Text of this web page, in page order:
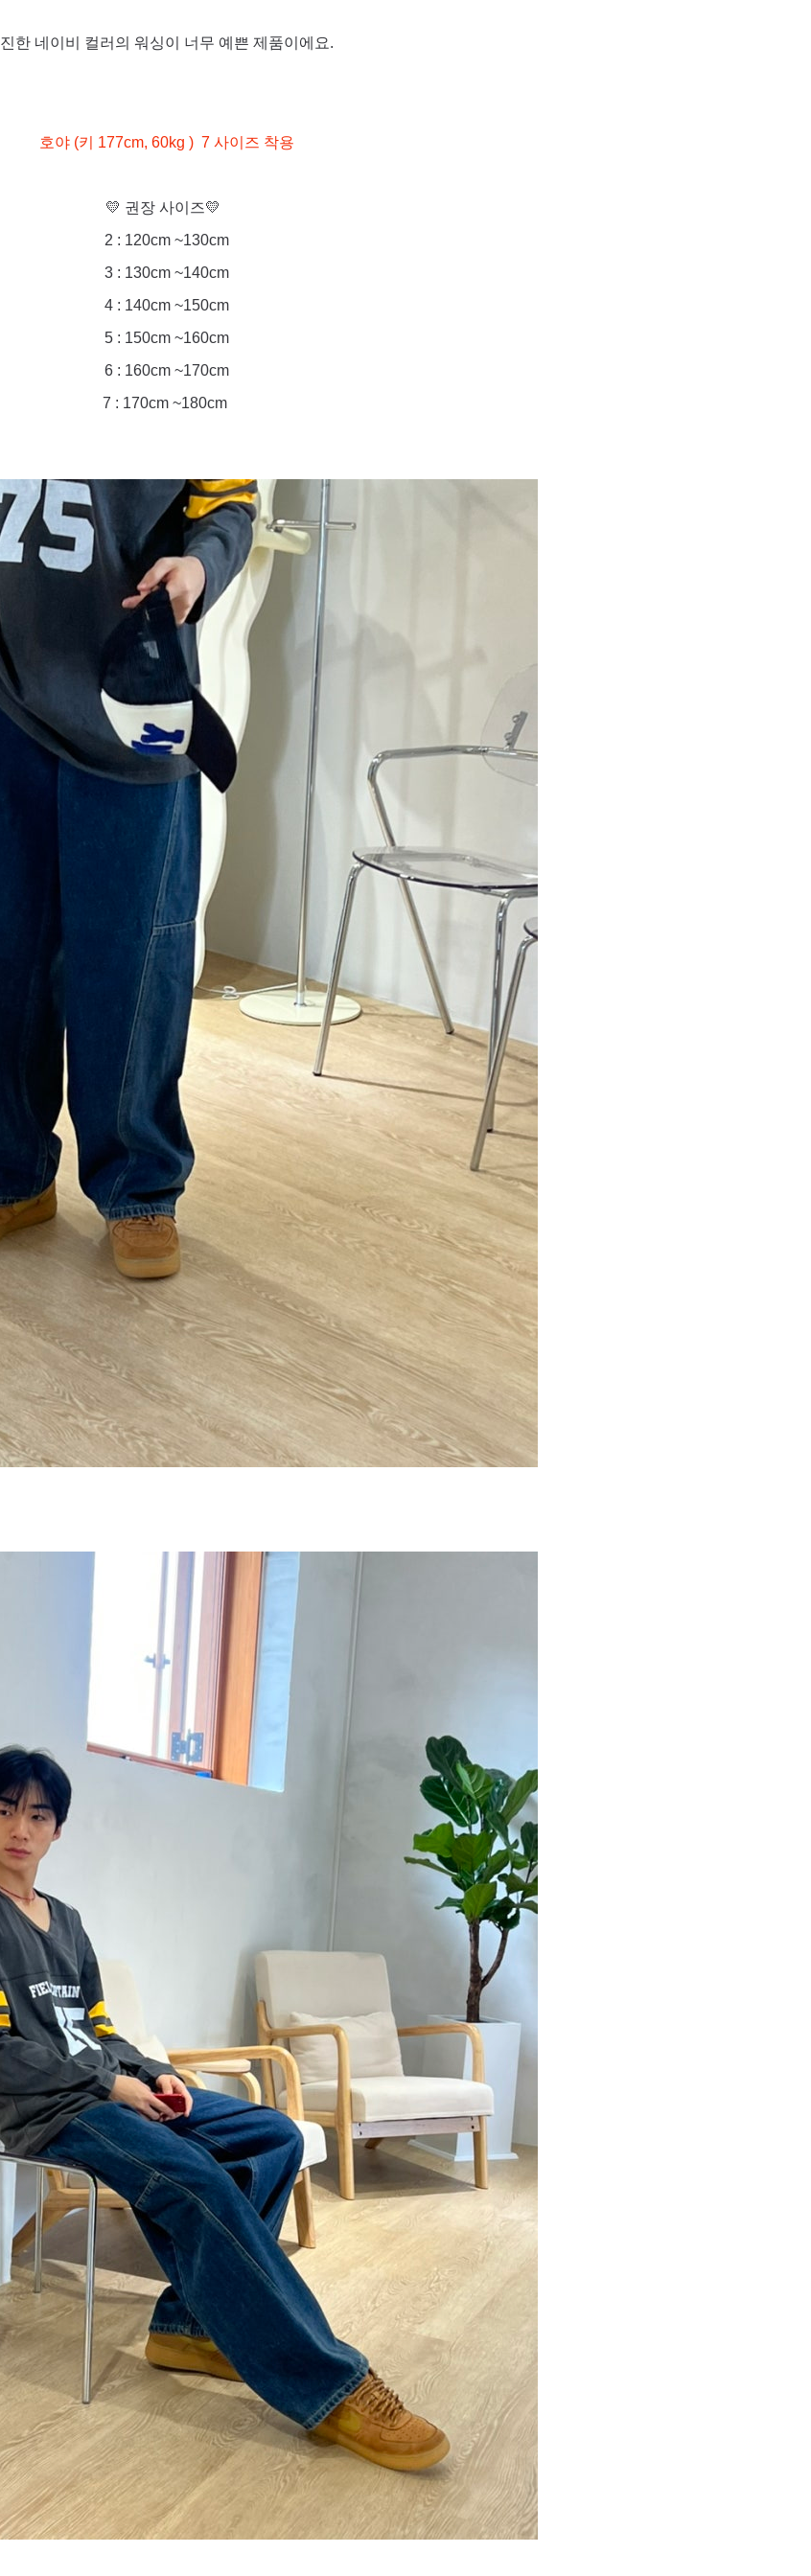
진한 네이비 컬러의 워싱이 너무 예쁜 제품이에요.
호야 (키 177cm, 60kg ) 7 사이즈 착용
💛 권장 사이즈💛
2 : 120cm ~130cm
3 : 130cm ~140cm
4 : 140cm ~150cm
5 : 150cm ~160cm
6 : 160cm ~170cm
7 : 170cm ~180cm